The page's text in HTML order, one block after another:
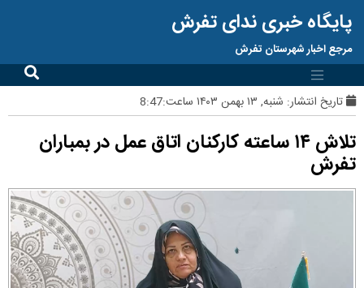
پایگاه خبری ندای تفرش
مرجع اخبار شهرستان تفرش
تاریخ انتشار: شنبه, ۱۳ بهمن ۱۴۰۳ ساعت:8:47
تلاش ۱۴ ساعته کارکنان اتاق عمل در بمباران
تفرش